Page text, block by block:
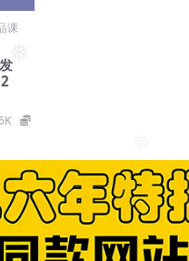
❅
❅
❅
课